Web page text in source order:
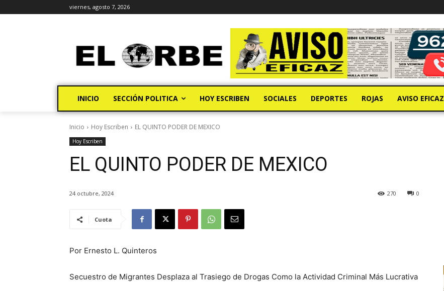
viernes, agosto 7, 2026
INICIO SECCIÓN POLITICA HOY ESCRIBEN SOCIALES DEPORTES ROJAS AVISO EFICAZ
Inicio Hoy Escriben EL QUINTO PODER DE MEXICO
Hoy Escriben
EL QUINTO PODER DE MEXICO
24 octubre, 2024 0
270
Cuota
Por Ernesto L. Quinteros
Secuestro de Migrantes Desplaza al Trasiego de Drogas Como la Actividad Criminal Más Lucrativa